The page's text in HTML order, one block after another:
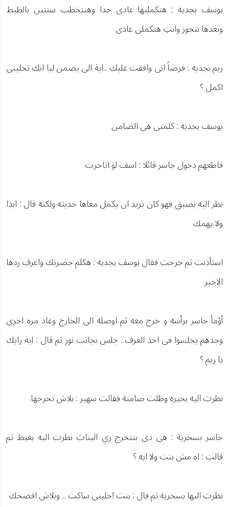
يوسف بجديه : هتكمليها عادى جدا وهنتخطب سنتين بالظبط
وبعدها نتجوز وانتِ هتكملى عادى
ريم بجديه : فرضاً انى وافقت عليك ..اية الى يضمن ليا انك تخلينى
اكمل ؟
يوسف بجديه : كلمتى هى الضامن
قاطعهم دخول جاسر قائلا : اسف لو اتاخرت
نظر اليه بضيق فهو كان يريد ان يكمل معاها حديثه ولكنه قال : ابدا
ولا يهمك
استأذنت ثم خرجت فقال يوسف بجديه : هكلم حضرتك واعرف ردها
الاخير
أؤمأ جاسر برأسه و خرج معه ثم اوصله الى الخارج وعاد مره اخرى
وجدهم يجلسوا فى احد الغرف.. جلس بجانب نور ثم قال : اية رايك
يا ريم ؟
نظرت اليه بحيره وظلت صامتة فقالت سهير : بلاش تحرجها
جاسر بسخرية : هى دى بتتحرج زي البنات نظرت اليه بغيظ ثم
قالت : اه مش بنت ولا ايه ؟
نظرت اليها بسخرية ثم قال : بنت !خلينى ساكت .. وبلاش افضحك